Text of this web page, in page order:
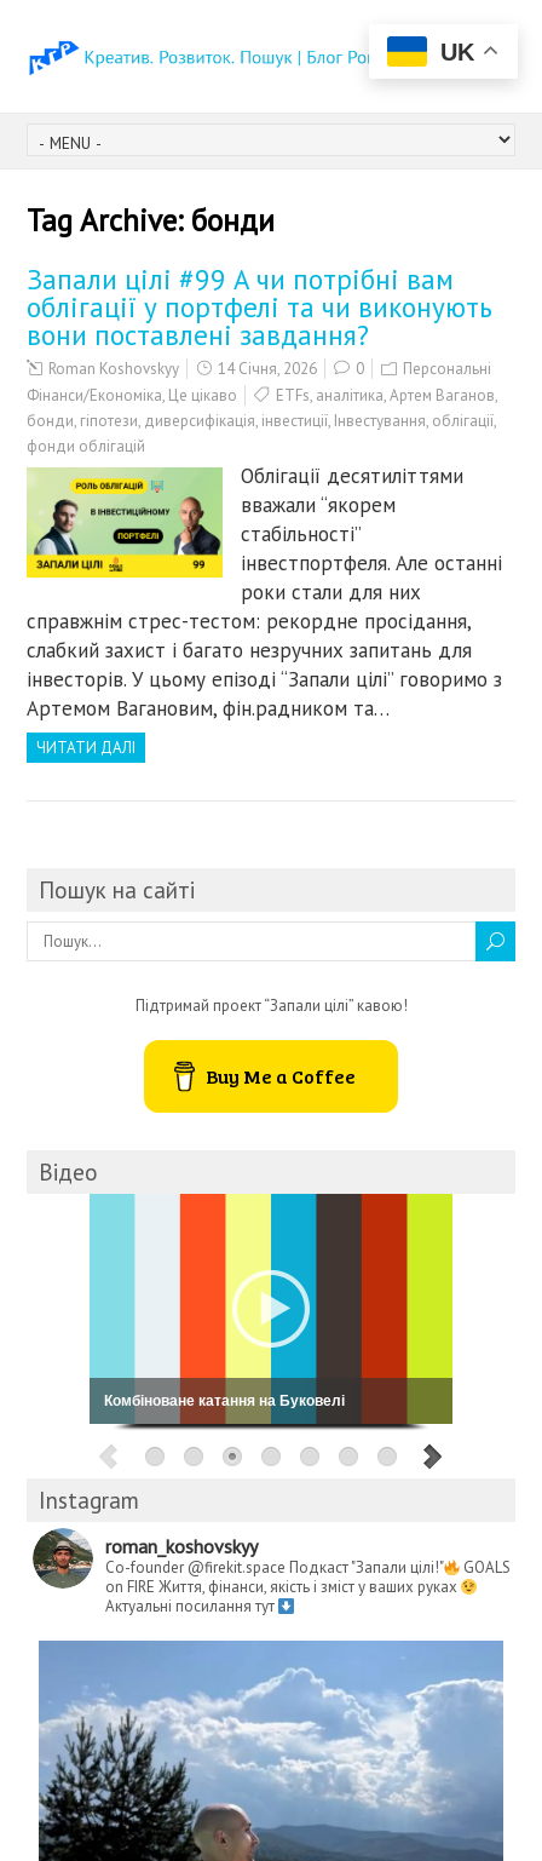
Tag Archive: бонди
Запали цілі #99 А чи потрібні вам
облігації у портфелі та чи виконують
вони поставлені завдання?
Roman Koshovskyy 14 Січня, 2026 0
Персональні
Фінанси/Економіка, Це цікаво ETFs, аналітика,Артем Ваганов,
бонди, гіпотези, диверсифікація, інвестиції, Інвестування, облігації,
фонди облігацій
Облігації десятиліттями
вважали “якорем
стабільності”
інвестпортфеля. Але останні
роки стали для них
справжнім стрес-тестом: рекордне просідання,
слабкий захист і багато незручних запитань для
інвесторів. У цьому епізоді “Запали цілі” говоримо з
Артемом Вагановим, фін.радником та…
ЧИТАТИ ДАЛІ
Пошук на сайті
Підтримай проект “Запали цілі” кавою!
Buy Me a Coffee
Відео
Комбіноване катання на Буковелі
Instagram
roman_koshovskyy
Co-founder @firekit.space Подкаст "Запали цілі!"
GOALS
on FIRE Життя, фінанси, якість і зміст у ваших руках
Актуальні посилання тут
UK